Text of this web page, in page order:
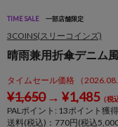
TIME SALE 一部店舗限定
3COINS(スリーコインズ)
晴雨兼用折傘デニム
タイムセール価格 （
¥1,650→ ¥1,485（税
PALポイント: 13ポイント獲
送料(税込)：770円(税込